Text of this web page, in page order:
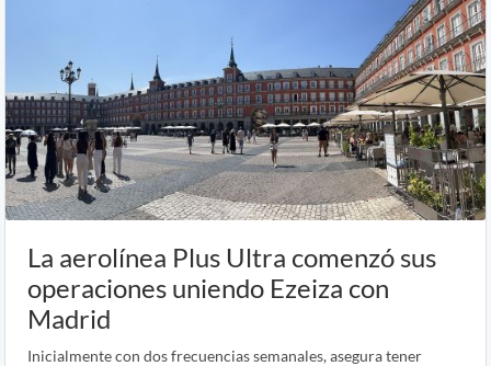
La aerolínea Plus Ultra comenzó sus
operaciones uniendo Ezeiza con
Madrid
Inicialmente con dos frecuencias semanales, asegura tener